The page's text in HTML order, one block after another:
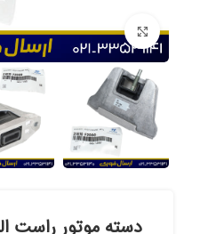
برای بزرگنمایی کلیک کنید